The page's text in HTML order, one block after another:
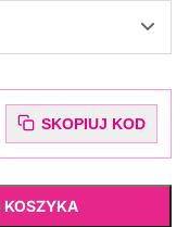
SKOPIUJ KOD
KOSZYKA